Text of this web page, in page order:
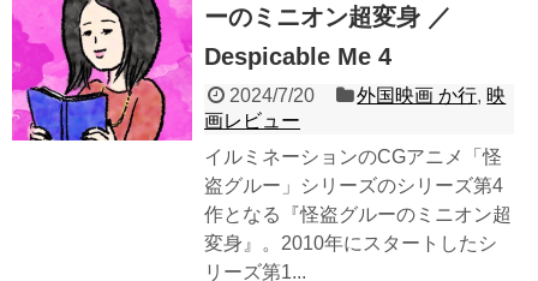
ーのミニオン超変身 ／
Despicable Me 4
2024/7/20 外国映画 か行, 映
画レビュー
イルミネーションのCGアニメ「怪
盗グルー」シリーズのシリーズ第4
作となる『怪盗グルーのミニオン超
変身』。2010年にスタートしたシ
リーズ第1...